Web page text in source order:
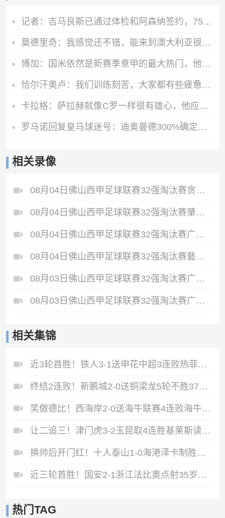
记者：吉马良斯已通过体检和阿森纳签约，7500万镑分期3年支付
莫德里奇：我感觉还不错，能来到澳大利亚很棒，希望球队继续提高
博加：国米依然是新赛季意甲的最大热门，他们是卫冕冠军
恰尔汗奥卢：我们训练刻苦，大家都有些疲惫但储备体能至关重要
卡拉格：萨拉赫就像C罗一样很有雄心，他应该去意甲而不是土耳其
罗马诺回复皇马球迷号：迪奥曼德300%确定加盟皇马
相关录像
08月04日佛山西甲足球联赛32强淘汰赛贪玩游戏VS美的薪火全场录像
08月04日佛山西甲足球联赛32强淘汰赛肇庆恒骏成VS三七互娱全场录像
08月04日佛山西甲足球联赛32强淘汰赛广东西南建设VS香港圣徒全场录像
08月04日佛山西甲足球联赛32强淘汰赛藝品高國際VS湛江狂狼·粵辉能源全场录像
08月03日佛山西甲足球联赛32强淘汰赛广东客家青年VS广州英华思力U17全场录像
08月03日佛山西甲足球联赛32强淘汰赛广州蜀地红VS广州戴拿模全场录像
相关集锦
近3轮首胜！铁人3-1送申花中超3连败热菲尼奥双响邦本宜裕传射
终结2连败！新鹏城2-0送铜梁龙5轮不胜37岁姜至鹏破门韦斯利建功
笑傲德比！西海岸2-0送海牛联赛4连败海牛仍垫底西海岸升至第二
让二追三！津门虎3-2玉昆取4连胜基莱斯读秒绝杀萨尔瓦多破门
换帅后开门红！十人泰山1-0海港泽卡制胜于金永扑点海港三球被吹
近三轮首胜！国安2-1浙江法比奥点射35岁张稀哲制胜王钰栋送助攻
热门TAG